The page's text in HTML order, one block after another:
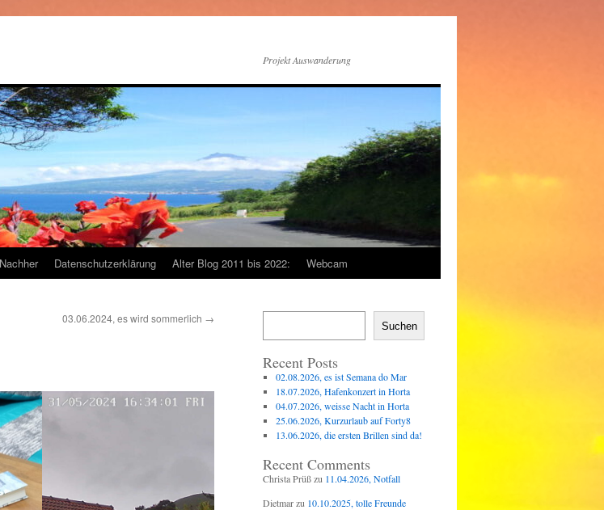
Projekt Auswanderung
Datenschutzerklärung Alter Blog 2011 bis 2022: Webcam
03.06.2024, es wird sommerlich →
Suchen
Recent Posts
02.08.2026, es ist Semana do Mar
18.07.2026, Hafenkonzert in Horta
04.07.2026, weisse Nacht in Horta
25.06.2026, Kurzurlaub auf Forty8
13.06.2026, die ersten Brillen sind da!
Recent Comments
Christa Prüßzu 11.04.2026, Notfall
Dietmarzu 10.10.2025, tolle Freunde